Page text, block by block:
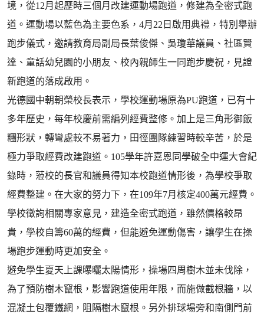
境，從12月起歷時三個月改建運動場跑道，修建為全密式跑
道。運動場以藍色為主要色系，4月22日啟用典禮，特別舉辦
跑步儀式，邀請教育局副局長葉俊傑、吳瓊華議員、社區賢
達、童話幼兒園的小朋友、校內親師生一同跑步慶祝，見證
新跑道的落成啟用。
光德國中朝朝榮校長表示，學校運動場原為PU跑道，已有十
多年歷史，每年校慶前需編列經費整修。加上是三角形御飯
糰形狀，轉彎處較不易著力，田徑團隊練習時較辛苦，於是
極力爭取經費改建跑道。105學年許嘉恩同學破全中運大會紀
錄時，蒞校的長官和議員得知本校跑道情形後，為學校爭取
經費整建。在大家的努力下，在109年7月核定400萬元經費。
學校徵詢相關專家意見，建造全密式跑道，雖然價格較昂
貴，學校自籌60萬的經費，但能避免運動傷害，讓學生在操
場跑步運動時更加安全。
避免學生夏天上課曝曬太陽情形，操場四周樹木並未伐除，
為了預防樹木竄根，影響跑道使用年限，而施做截根牆，以
混凝土包覆鐵網，阻隔樹木竄根。另外排球場旁和南側門前